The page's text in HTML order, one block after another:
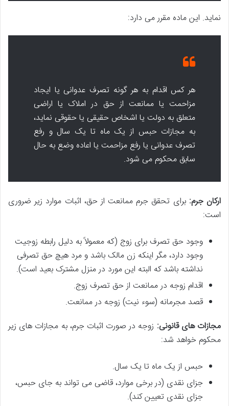
نماید. این ماده مقرر می دارد:
هر کس اقدام به هر گونه تصرف عدوانی یا ایجاد
مزاحمت یا ممانعت از حق در املاک یا اراضی
متعلق به دولت یا اشخاص حقیقی یا حقوقی نماید،
به مجازات حبس از یک ماه تا یک سال و رفع
تصرف عدوانی یا رفع مزاحمت یا اعاده وضع به حال
سابق محکوم می شود.
ارکان جرم: برای تحقق جرم ممانعت از حق، اثبات موارد زیر ضروری
است:
وجود حق تصرف برای زوج (که معمولاً به دلیل رابطه زوجیت
وجود دارد، مگر اینکه زن مالک باشد و مرد هیچ حق تصرفی
نداشته باشد که البته این مورد در منزل مشترک بعید است).
اقدام زوجه در ممانعت از حق تصرف زوج.
قصد مجرمانه (سوء نیت) زوجه در ممانعت.
مجازات های قانونی: زوجه در صورت اثبات جرم، به مجازات های زیر
محکوم خواهد شد:
حبس از یک ماه تا یک سال.
جزای نقدی (در برخی موارد، قاضی می تواند به جای حبس،
جزای نقدی تعیین کند).